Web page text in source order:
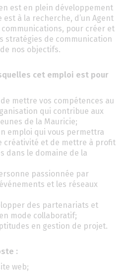
est en plein développement
est à la recherche, d’un Agent
communications, pour créer et
stratégies de communication
nos objectifs.
cet emploi est pour
mettre vos compétences au
qui contribue aux
de la Mauricie;
emploi qui vous permettra
créativité et de mettre à profit
dans le domaine de la
passionnée par
et les réseaux
des partenariats et
mode collaboratif;
en gestion de projet.
:
web;